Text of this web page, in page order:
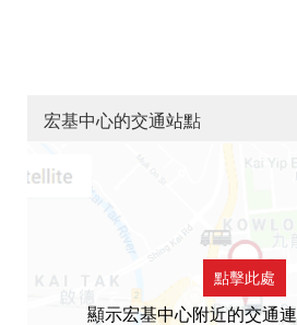
宏基中心的交通站點
點擊此處
顯示宏基中心附近的交通